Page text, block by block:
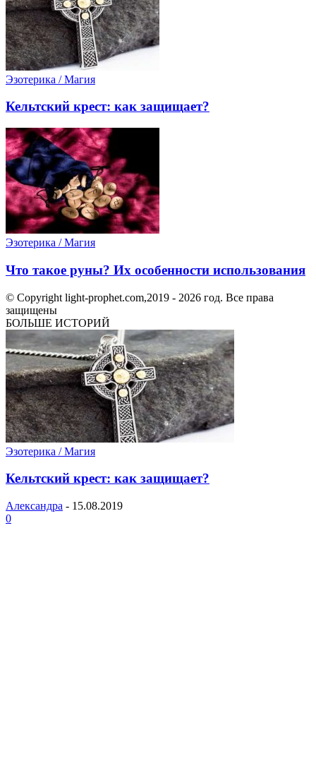
Эзотерика / Магия
Кельтский крест: как защищает?
Эзотерика / Магия
Что такое руны? Их особенности использования
© Copyright light-prophet.com,2019 - 2026 год. Все права
защищены
БОЛЬШЕ ИСТОРИЙ
Эзотерика / Магия
Кельтский крест: как защищает?
Александра - 15.08.2019
0